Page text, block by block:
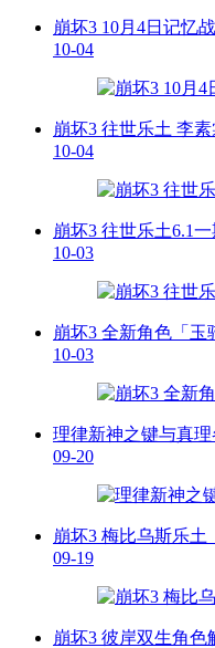
崩坏3 10月4日记忆
10-04
崩坏3 往世乐土 李
10-04
崩坏3 往世乐土6.1
10-03
崩坏3 全新角色「玉
10-03
理律新神之键与真
09-20
崩坏3 梅比乌斯乐
09-19
崩坏3 彼岸双生角